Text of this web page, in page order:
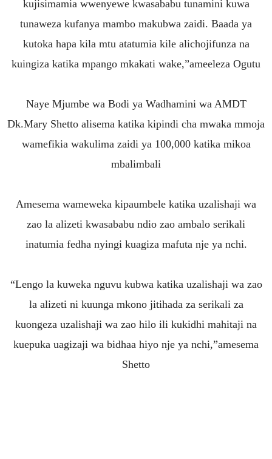
kujisimamia wwenyewe kwasababu tunamini kuwa
tunaweza kufanya mambo makubwa zaidi. Baada ya
kutoka hapa kila mtu atatumia kile alichojifunza na
kuingiza katika mpango mkakati wake,”ameeleza Ogutu
Naye Mjumbe wa Bodi ya Wadhamini wa AMDT
Dk.Mary Shetto alisema katika kipindi cha mwaka mmoja
wamefikia wakulima zaidi ya 100,000 katika mikoa
mbalimbali
Amesema wameweka kipaumbele katika uzalishaji wa
zao la alizeti kwasababu ndio zao ambalo serikali
inatumia fedha nyingi kuagiza mafuta nje ya nchi.
“Lengo la kuweka nguvu kubwa katika uzalishaji wa zao
la alizeti ni kuunga mkono jitihada za serikali za
kuongeza uzalishaji wa zao hilo ili kukidhi mahitaji na
kuepuka uagizaji wa bidhaa hiyo nje ya nchi,”amesema
Shetto